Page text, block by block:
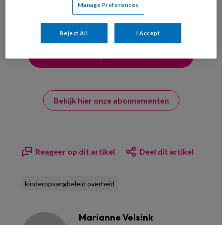
uw profiel in overeenstemming met onsprivacy statement
Bekijk hier onze abonnementen
Reageer op dit artikel Deel dit artikel
kinderopvangbeleid overheid
Marianne Velsink
Manage Preferences
Reject All I Accept